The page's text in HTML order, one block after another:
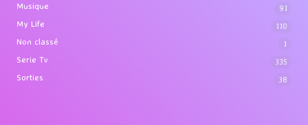
Musique 91
My Life 110
Non classé 1
Serie Tv 335
Sorties 38